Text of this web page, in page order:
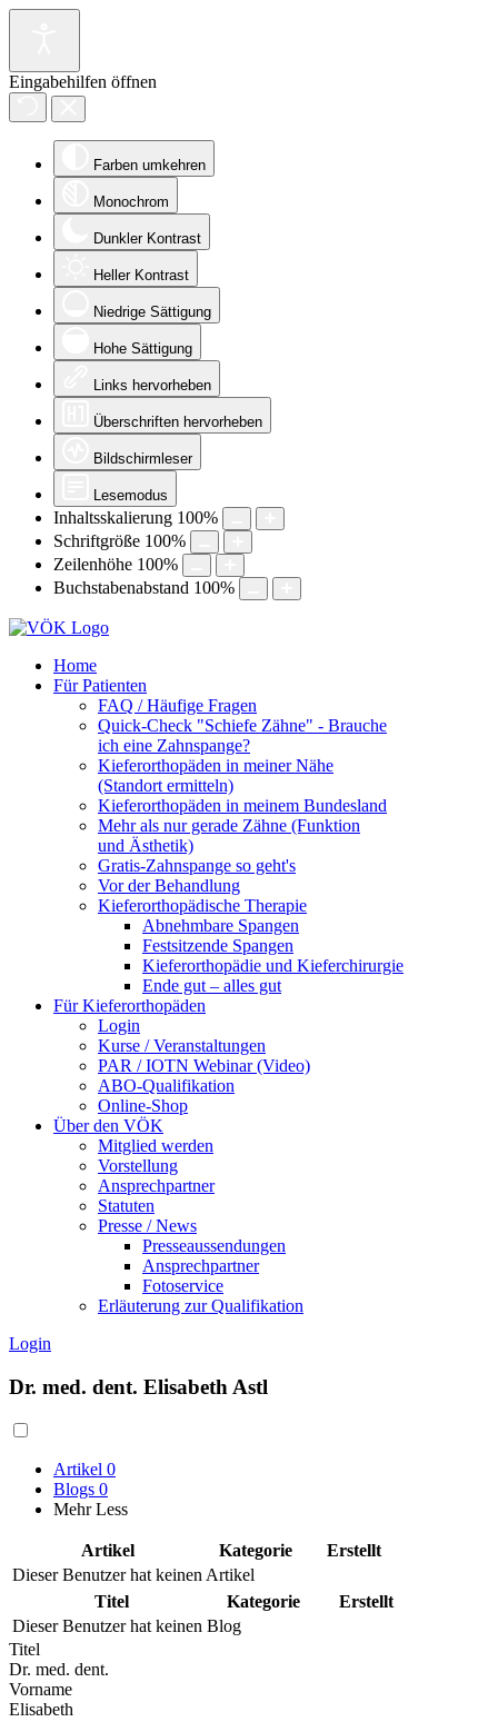
Eingabehilfen öffnen
Farben umkehren
Monochrom
Dunkler Kontrast
Heller Kontrast
Niedrige Sättigung
Hohe Sättigung
Links hervorheben
Überschriften hervorheben
Bildschirmleser
Lesemodus
Inhaltsskalierung 100%
Schriftgröße 100%
Zeilenhöhe 100%
Buchstabenabstand 100%
Home
Für Patienten
FAQ / Häufige Fragen
Quick-Check "Schiefe Zähne" - Brauche
ich eine Zahnspange?
Kieferorthopäden in meiner Nähe
(Standort ermitteln)
Kieferorthopäden in meinem Bundesland
Mehr als nur gerade Zähne (Funktion
und Ästhetik)
Gratis-Zahnspange so geht's
Vor der Behandlung
Kieferorthopädische Therapie
Abnehmbare Spangen
Festsitzende Spangen
Kieferorthopädie und Kieferchirurgie
Ende gut – alles gut
Für Kieferorthopäden
Login
Kurse / Veranstaltungen
PAR / IOTN Webinar (Video)
ABO-Qualifikation
Online-Shop
Über den VÖK
Mitglied werden
Vorstellung
Ansprechpartner
Statuten
Presse / News
Presseaussendungen
Ansprechpartner
Fotoservice
Erläuterung zur Qualifikation
Login
Dr. med. dent. Elisabeth Astl
Artikel 0
Blogs 0
Mehr Less
Artikel Kategorie
Erstellt
Dieser Benutzer hat keinen Artikel
Titel
Kategorie
Erstellt
Dieser Benutzer hat keinen Blog
Titel
Dr. med. dent.
Vorname
Elisabeth